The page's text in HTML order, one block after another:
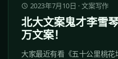
2023年7月10日 ·文案写作
北大文案鬼才李雪
万文案！
大家最近有看《五十公里桃